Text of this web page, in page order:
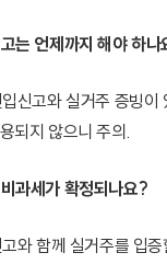
는 언제까지 해야 하나
신고와 실거주 증빙이
되지 않으니 주의.
과세가 확정되나요?
와 함께 실거주를 입